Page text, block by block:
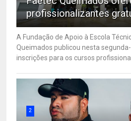
profissionalizantes
A Fundação de Apoio à Escola
Queimados publicou nesta
inscrições para os cursos
2